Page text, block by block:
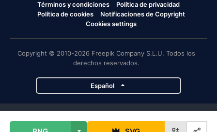
Términos y condiciones
Política de privacidad
Política de cookies
Notificaciones de Copyright
Cookies settings
Copyright © 2010-2026 Freepik Company S.L.U. Todos los
derechos reservados.
Español